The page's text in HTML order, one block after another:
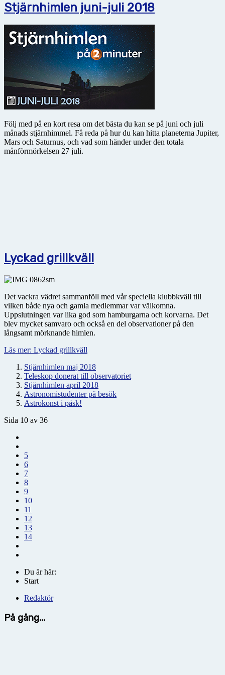
Stjärnhimlen juni-juli 2018
Följ med på en kort resa om det bästa du kan se på juni och juli
månads stjärnhimmel. Få reda på hur du kan hitta planeterna Jupiter,
Mars och Saturnus, och vad som händer under den totala
månförmörkelsen 27 juli.
Lyckad grillkväll
Det vackra vädret sammanföll med vår speciella klubbkväll till
vilken både nya och gamla medlemmar var välkomna.
Uppslutningen var lika god som hamburgarna och korvarna. Det
blev mycket samvaro och också en del observationer på den
långsamt mörknande himlen.
Läs mer: Lyckad grillkväll
Stjärnhimlen maj 2018
Teleskop donerat till observatoriet
Stjärnhimlen april 2018
Astronomistudenter på besök
Astrokonst i påsk!
Sida 10 av 36
5
6
7
8
9
10
11
12
13
14
Du är här:
Start
Redaktör
På gång...